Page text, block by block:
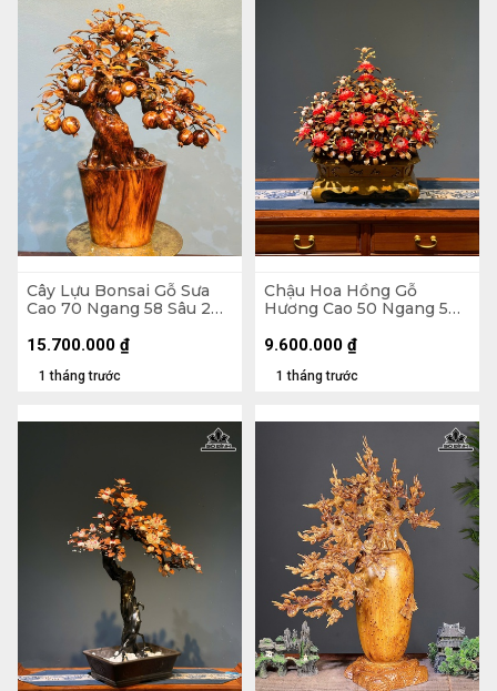
Cây Lựu Bonsai Gỗ Sưa
Cao 70 Ngang 58 Sâu 20
1 tháng trước
15.700.000 ₫
Chậu Hoa Hồng Gỗ
Hương Cao 50 Ngang 50
Hoa Vỏ Sò Indo
1 tháng trước
9.600.000 ₫